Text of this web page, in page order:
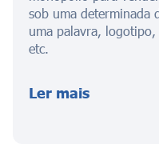
sob uma determinada
uma palavra,
etc.
Ler mais